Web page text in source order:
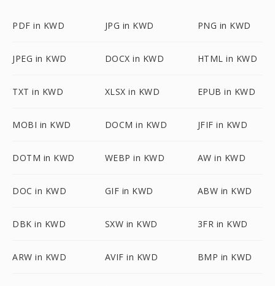
PDF in KWD JPG in KWD PNG in KWD
JPEG in KWD DOCX in KWD HTML in KWD
TXT in KWD XLSX in KWD EPUB in KWD
MOBI in KWD DOCM in KWD JFIF in KWD
DOTM in KWD WEBP in KWD AW in KWD
DOC in KWD GIF in KWD ABW in KWD
DBK in KWD SXW in KWD 3FR in KWD
ARW in KWD AVIF in KWD BMP in KWD